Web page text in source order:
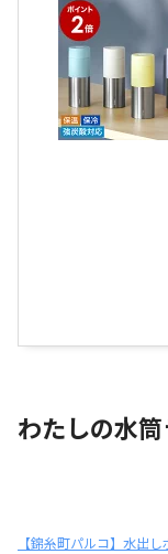
わたしの水
【錦糸町パルコ】水出